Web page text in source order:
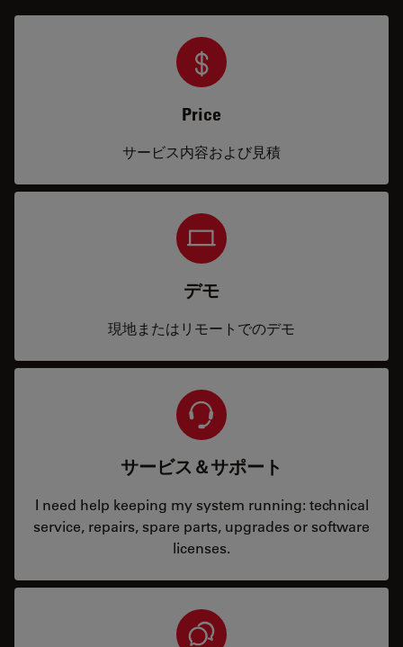
Price
サービス内容および見積
デモ
現地またはリモートでのデモ
サービス＆サポート
I need help keeping my system running: technical
service, repairs, spare parts, upgrades or software
licenses.